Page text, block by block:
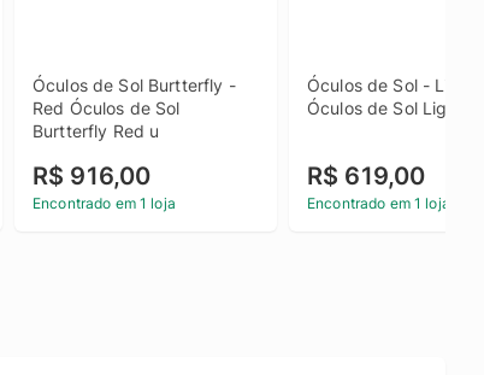
Óculos de Sol Burtterfly -
Red Óculos de Sol
Burtterfly Red u
R$ 916,00
Encontrado em 1 loja
Óculos de Sol - Light
Óculos de Sol Light
R$ 619,00
Encontrado em 1 loja